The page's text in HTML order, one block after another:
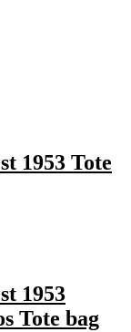
1953 Tote
1953
Tote bag